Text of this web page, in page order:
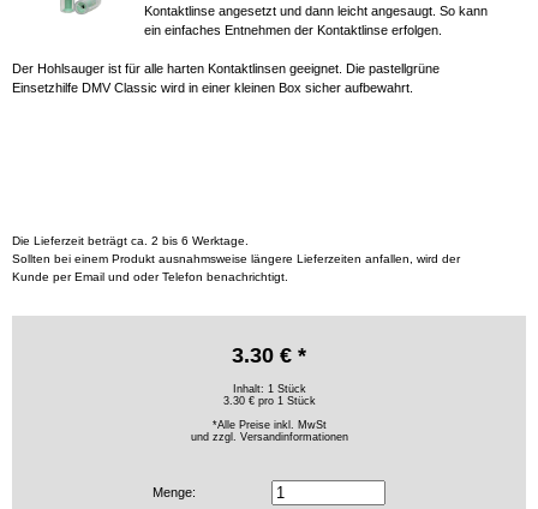
Kontaktlinse angesetzt und dann leicht angesaugt. So kann
ein einfaches Entnehmen der Kontaktlinse erfolgen.
Der Hohlsauger ist für alle harten Kontaktlinsen geeignet. Die pastellgrüne
Einsetzhilfe DMV Classic wird in einer kleinen Box sicher aufbewahrt.
Die Lieferzeit beträgt ca. 2 bis 6 Werktage.
Sollten bei einem Produkt ausnahmsweise längere Lieferzeiten anfallen, wird der
Kunde per Email und oder Telefon benachrichtigt.
3.30 € *
Inhalt: 1 Stück
3.30 € pro 1 Stück
*Alle Preise inkl. MwSt
und zzgl. Versandinformationen
Menge: